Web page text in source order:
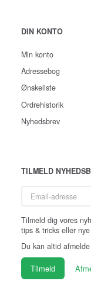
DIN KONTO
Min konto
Adressebog
Ønskeliste
Ordrehistorik
Nyhedsbrev
TILMELD
adresse
Tilmeld dig vores
tips & tricks eller
Du kan altid
Tilmeld